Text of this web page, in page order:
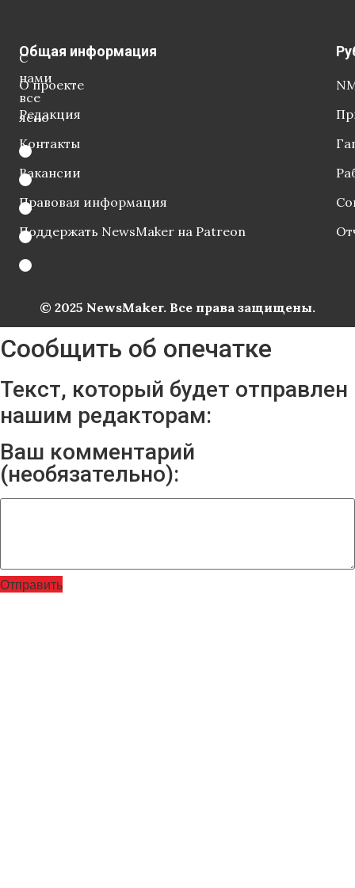
С
нами
все
ясно
Общая информация
О проекте
Редакция
Контакты
Вакансии
Правовая информация
Поддержать NewsMaker на Patreon
© 2025 NewsMaker. Все права защищены.
Сообщить об опечатке
Текст, который будет отправлен
нашим редакторам:
Ваш комментарий
(необязательно):
Отправить